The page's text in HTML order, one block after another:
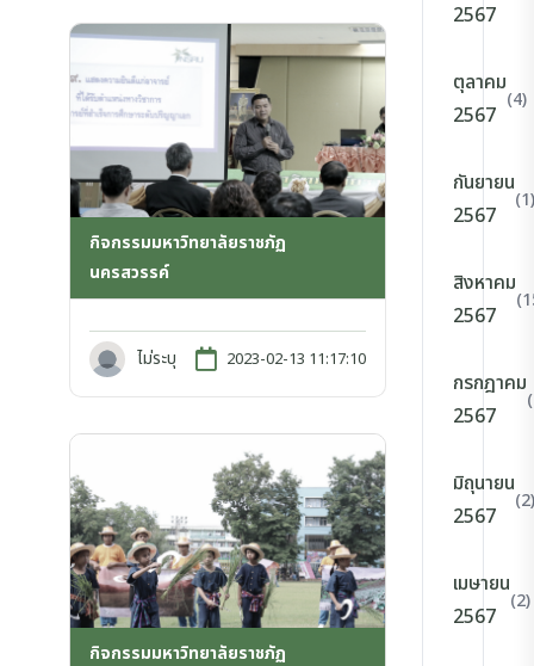
กิจกรรมมหาวิทยาลัยราชภัฏ
นครสวรรค์
ไม่ระบุ 2023-02-13 11:17:10
กิจกรรมมหาวิทยาลัยราชภัฏ
2567
ตุลาคม
2567
(4)
กันยายน
2567
(1)
สิงหาคม
2567
กรกฎาคม
2567
มิถุนายน
2567
(2)
เมษายน
2567
(2)